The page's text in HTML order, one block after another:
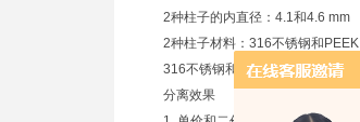
2种柱子的内直径：4.1和4.6 mm
2种柱子材料：316不锈钢和PEEK
316不锈钢和PEEK的保护柱
分离效果